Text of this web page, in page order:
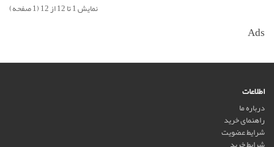
نمایش 1 تا 12 از 12 (1 صفحه)
Ads
اطلاعات
درباره ما
راهنمای خرید
شرایط عضویت